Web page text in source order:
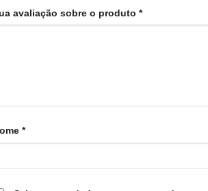
avaliação sobre o produto *
*